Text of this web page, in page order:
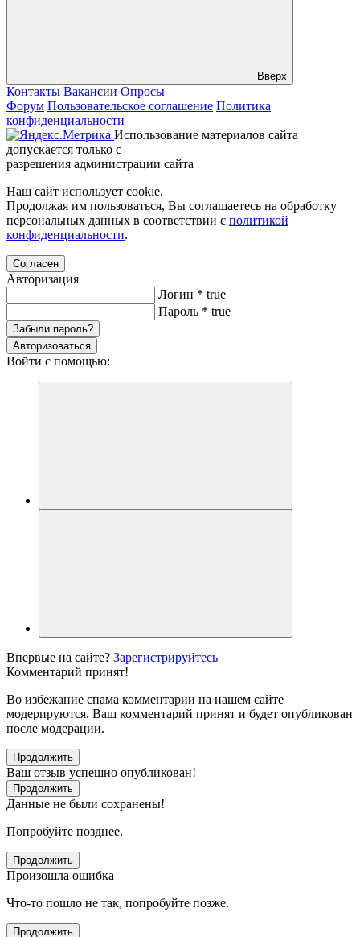
Вверх
Контакты Вакансии Опросы
Форум Пользовательское соглашение Политика
конфиденциальности
Использование материалов сайта
допускается только с
разрешения администрации сайта
Наш сайт использует cookie.
Продолжая им пользоваться, Вы соглашаетесь на обработку
персональных данных в соответствии с политикой
конфиденциальности.
Согласен
Авторизация
Логин * true
Пароль * true
Забыли пароль?
Авторизоваться
Войти с помощью:
Впервые на сайте? Зарегистрируйтесь
Комментарий принят!
Во избежание спама комментарии на нашем сайте
модерируются. Ваш комментарий принят и будет опубликован
после модерации.
Продолжить
Ваш отзыв успешно опубликован!
Продолжить
Данные не были сохранены!
Попробуйте позднее.
Продолжить
Произошла ошибка
Что-то пошло не так, попробуйте позже.
Продолжить